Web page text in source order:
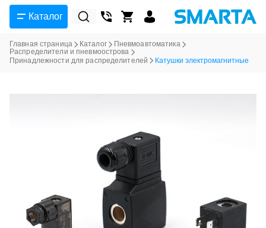
Каталог
Главная страница Каталог
Пневмоавтоматика
Распределители и пневмоострова
Принадлежности для распределителей
Катушки электромагнитные